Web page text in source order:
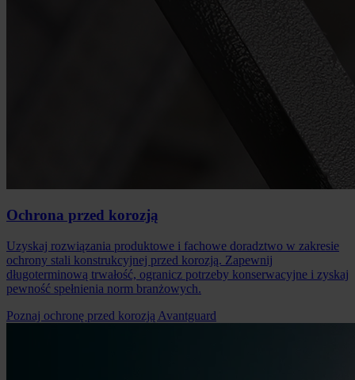
Ochrona przed korozją
Uzyskaj rozwiązania produktowe i fachowe doradztwo w zakresie
ochrony stali konstrukcyjnej przed korozją. Zapewnij
długoterminową trwałość, ogranicz potrzeby konserwacyjne i zyskaj
pewność spełnienia norm branżowych.
Poznaj ochronę przed korozją Avantguard